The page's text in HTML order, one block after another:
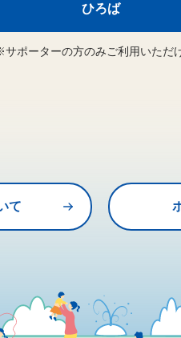
ひろば
サポーターの方のみご利用いただ
て